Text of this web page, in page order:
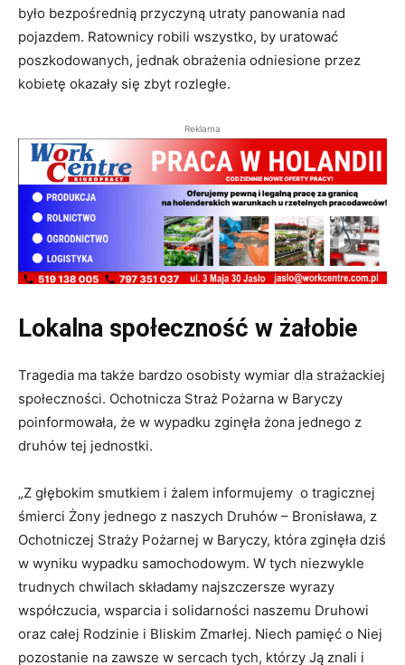
było bezpośrednią przyczyną utraty panowania nad
pojazdem. Ratownicy robili wszystko, by uratować
poszkodowanych, jednak obrażenia odniesione przez
kobietę okazały się zbyt rozległe.
Reklama
Lokalna społeczność w żałobie
Tragedia ma także bardzo osobisty wymiar dla strażackiej
społeczności. Ochotnicza Straż Pożarna w Baryczy
poinformowała, że w wypadku zginęła żona jednego z
druhów tej jednostki.
„Z głębokim smutkiem i żalem informujemy o tragicznej
śmierci Żony jednego z naszych Druhów – Bronisława, z
Ochotniczej Straży Pożarnej w Baryczy, która zginęła dziś
w wyniku wypadku samochodowym. W tych niezwykle
trudnych chwilach składamy najszczersze wyrazy
współczucia, wsparcia i solidarności naszemu Druhowi
oraz całej Rodzinie i Bliskim Zmarłej. Niech pamięć o Niej
pozostanie na zawsze w sercach tych, którzy Ją znali i